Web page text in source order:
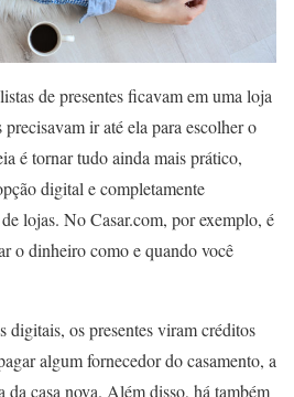
de presentes ficavam em uma loja
ir até ela para escolher o
é tornar tudo ainda mais prático,
digital e completamente
lojas. No Casar.com, por exemplo, é
o dinheiro como e quando você
digitais, os presentes viram créditos
algum fornecedor do casamento, a
da casa nova. Além disso, há também